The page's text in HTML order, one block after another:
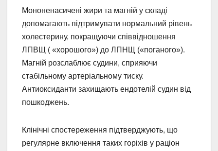
Мононенасичені жири та магній у складі
допомагають підтримувати нормальний рівень
холестерину, покращуючи співвідношення
ЛПВЩ ( «хорошого») до ЛПНЩ («поганого»).
Магній розслаблює судини, сприяючи
стабільному артеріальному тиску.
Антиоксиданти захищають ендотелій судин від
пошкоджень.
Клінічні спостереження підтверджують, що
регулярне включення таких горіхів у раціон